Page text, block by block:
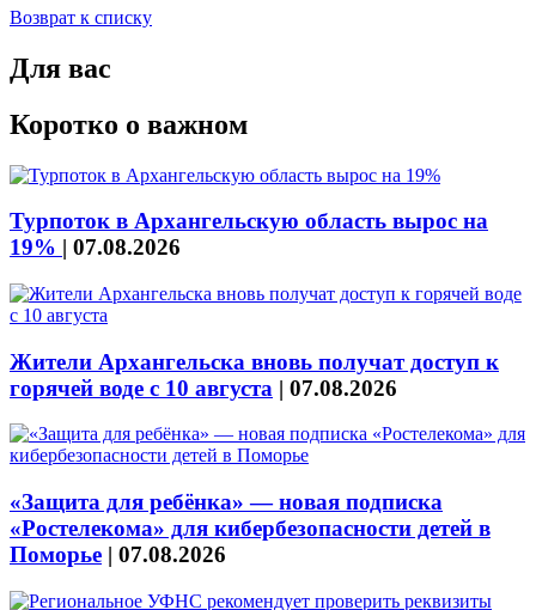
Возврат к списку
Для вас
Коротко о важном
Турпоток в Архангельскую область вырос на
19% | 07.08.2026
Жители Архангельска вновь получат доступ к
горячей воде с 10 августа | 07.08.2026
«Защита для ребёнка» — новая подписка
«Ростелекома» для кибербезопасности детей в
Поморье | 07.08.2026